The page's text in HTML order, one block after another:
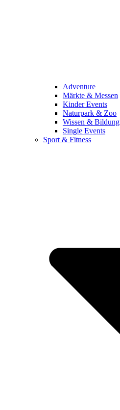
Adventure
Märkte & Messen
Kinder Events
Naturpark & Zoo
Wissen & Bildung
Single Events
Sport & Fitness